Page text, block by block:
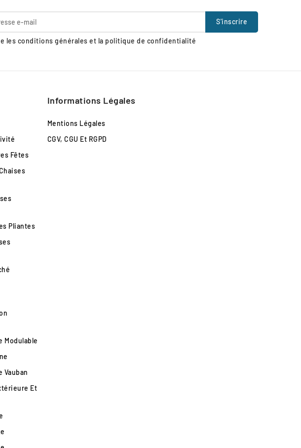
les conditions générales et la politique de confidentialité
Fêtes
Pliantes
Modulable
Vauban
Et
Informations Légales
Mentions Légales
CGV, CGU Et RGPD